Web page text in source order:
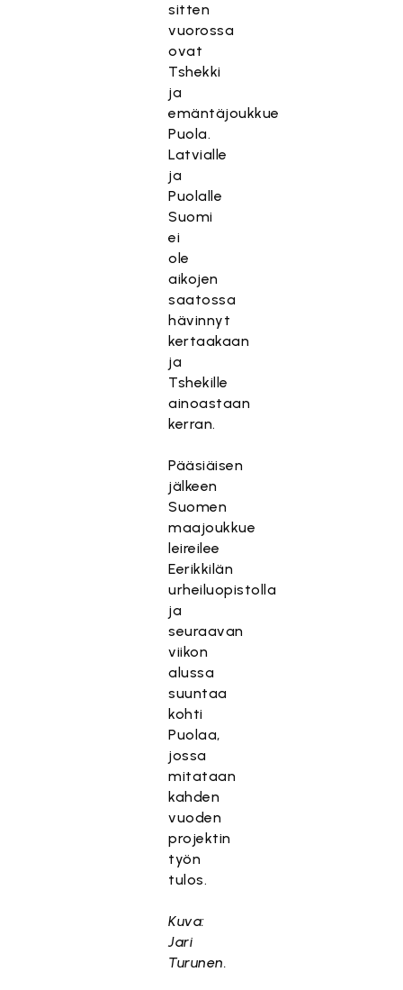
sitten
vuorossa
ovat
Tshekki
ja
emäntäjoukkue
Puola.
Latvialle
ja
Puolalle
Suomi
ei
ole
aikojen
saatossa
hävinnyt
kertaakaan
ja
Tshekille
ainoastaan
kerran.
Pääsiäisen
jälkeen
Suomen
maajoukkue
leireilee
Eerikkilän
urheiluopistolla
ja
seuraavan
viikon
alussa
suuntaa
kohti
Puolaa,
jossa
mitataan
kahden
vuoden
projektin
työn
tulos.
Kuva:
Jari
Turunen.